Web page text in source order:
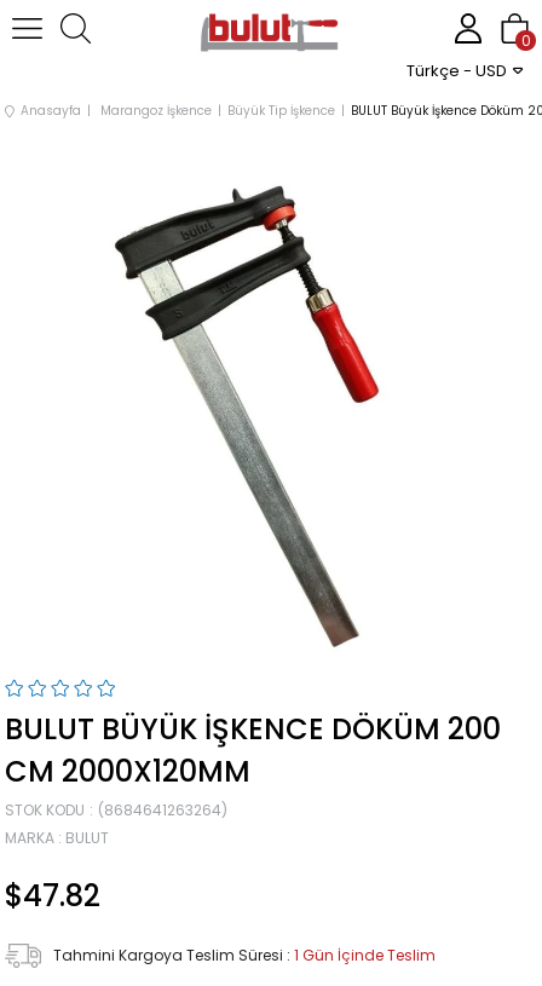
Türkçe - USD
0
Anasayfa Marangoz İşkence Büyük Tip İşkence BULUT Büyük İşkence Döküm
BULUT BÜYÜK İŞKENCE DÖKÜM 200
CM 2000X120MM
STOK KODU
(8684641263264)
MARKA : BULUT
$47.82
Tahmini Kargoya Teslim Süresi : 1 Gün İçinde Teslim